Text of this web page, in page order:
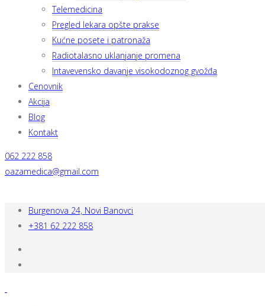
Telemedicina
Pregled lekara opšte prakse
Kućne posete i patronaža
Radiotalasno uklanjanje promena
Intavevensko davanje visokodoznog gvožđa
Cenovnik
Akcija
Blog
Kontakt
062 222 858
oazamedica@gmail.com
Burgenova 24, Novi Banovci
+381 62 222 858